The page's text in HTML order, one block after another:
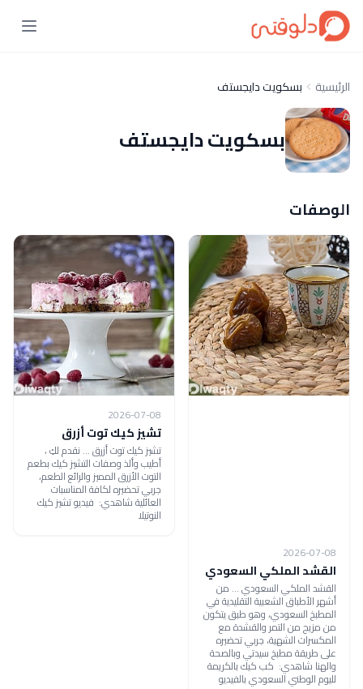
الرئيسية بسكويت دايجستف
بسكويت دايجستف
الوصفات
2026-07-08
القشد الملكي السعودي
القشد الملكي السعودي ... من
أشهر الأطباق الشعبية التقليدية في
المطبخ السعودي، وهو طبق يتكون
من مزيج من التمر والقشدة مع
المكسرات الشهية، جربي تحضيره
على طريقة مطبخ سيدتي وبالصحة
والهنا شاهدي: كب كيك بالكريمة
لليوم الوطني السعودي بالفيديو
2026-07-08
تشيز كيك توت أزرق
تشيز كيك توت أزرق ... نقدم لكِ ،
أطيب وألذ وصفات التشيز كيك بطعم
التوت الأزرق المميز والرائع الطعم،
جربي تحضيره لكافة المناسبات
العائلية شاهدي: فيديو تشيز كيك
النوتيلا